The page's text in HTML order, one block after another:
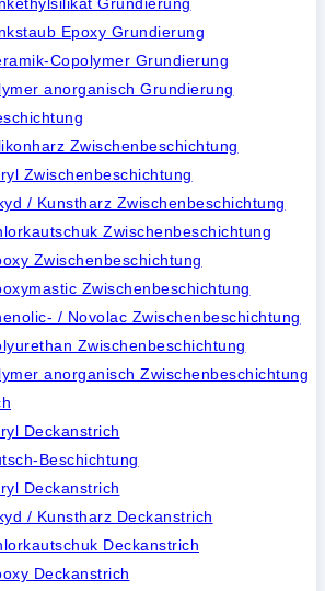
Epoxy Grundierung
Copolymer Grundierung
anorganisch Grundierung
Zwischenbeschichtung
Zwischenbeschichtung
/ Kunstharz Zwischenbeschichtung
Zwischenbeschichtung
Zwischenbeschichtung
Zwischenbeschichtung
/ Novolac Zwischenbeschichtung
Zwischenbeschichtung
anorganisch Zwischenbeschichtung
Deckanstrich
Beschichtung
Deckanstrich
/ Kunstharz Deckanstrich
Deckanstrich
Deckanstrich